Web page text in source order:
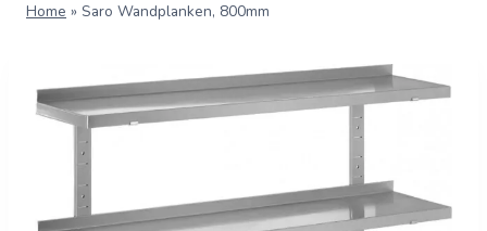
Home » Saro Wandplanken, 800mm